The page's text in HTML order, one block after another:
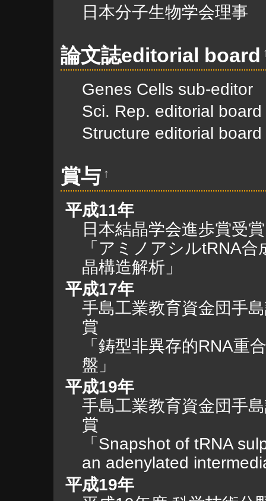
日本分子生物学会理事
論文誌editorial board
Genes Cells sub-editor
Sci. Rep. editorial board
Structure editorial board
賞与↑
平成11年
日本結晶学会進歩賞受
「アミノアシルtRNA
晶構造解析」
平成17年
手島工業教育資金団手
賞
「鋳型非異存的RNA重
盤」
平成19年
手島工業教育資金団手
賞
「Snapshot of tRNA
an adenylated
平成19年